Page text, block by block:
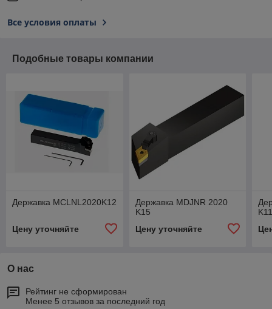
Все условия оплаты
Подобные товары компании
Державка MCLNL2020K12
Цену уточняйте
Державка MDJNR 2020
K15
Цену уточняйте
О нас
Рейтинг не сформирован
Менее 5 отзывов за последний год